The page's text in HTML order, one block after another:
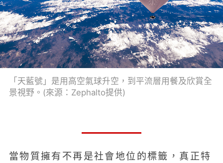
「天藍號」是用高空氣球升空，到平流層用餐及欣賞全
景視野。(來源：Zephalto提供)
當物質擁有不再是社會地位的標籤，真正特